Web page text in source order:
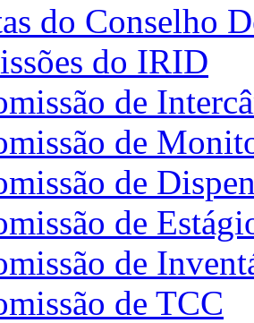
do Conselho
do IRID
de
de
de
de
de
de TCC